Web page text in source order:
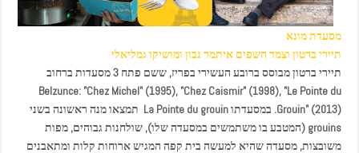
מסעדת מונא
תיירי ברטון וצמד השפים איתמר נבון ומושיקו גמליאלי
תיירי ברטון מבוסס ברובע העשירי בפריז, ששם פתח 3 מסעדות ברחוב
Belzunce: "Chez Michel" (1995), "Chez Caismir" (1998), "Le Pointe du
Grouin" (2013). במסעדתו La Pointe du grouin תמצאו מנה ראשונה בשני
grouins (המטבע בו משתמשים במסעדה שלו), שולחנות גבוהים, מפות
משובצות, מסעדה שהיא למעשה בית קפה המגיש ארוחות קלות ומתאבנים